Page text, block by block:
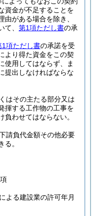
資金が不足することを
がある場合を除き、
て、 第1項ただし書の承
1項ただし書の承諾を受
より得た資金をこの契
使用してはならず、ま
提出しなければならな
はその主たる部分又は
揮する工作物の工事を
わせてはならない。
請負代金額その他必要
る。
よる建設業の許可年月